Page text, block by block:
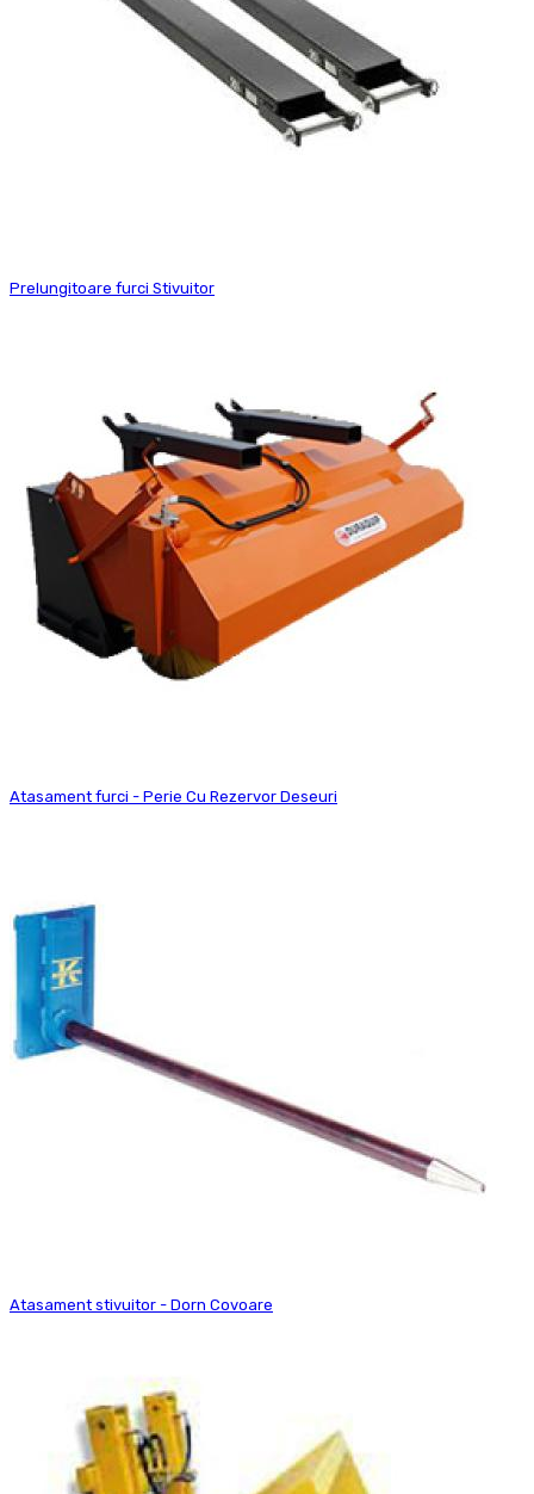
Prelungitoare furci Stivuitor
Atasament furci - Perie Cu Rezervor Deseuri
Atasament stivuitor - Dorn Covoare